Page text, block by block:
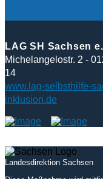
LAG SH Sachsen
Michelangelostr. 2 -
14
www.lag-selbsthilfe-
inklusion.de
Landesdirektion Sachsen